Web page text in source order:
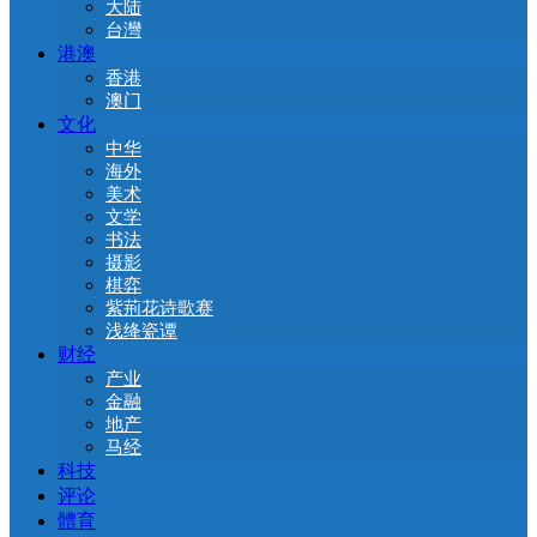
大陆
台灣
港澳
香港
澳门
文化
中华
海外
美术
文学
书法
摄影
棋弈
紫荊花诗歌赛
浅绛瓷谭
财经
产业
金融
地产
马经
科技
评论
體育